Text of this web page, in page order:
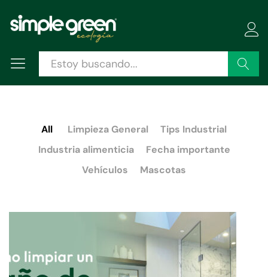
Buscar
All Limpieza General
Tips Industrial
Industria alimenticia
Fecha importante
Vehículos
Mascotas